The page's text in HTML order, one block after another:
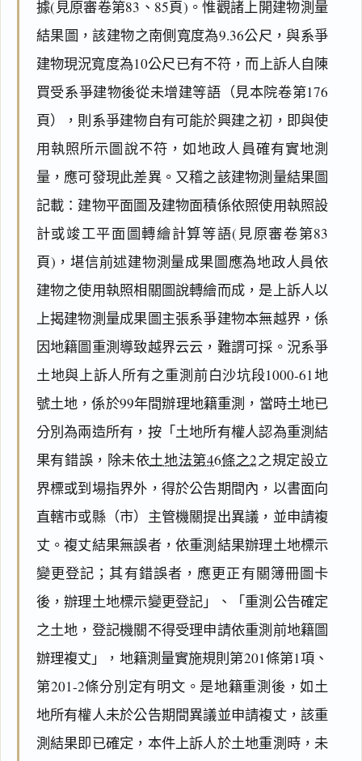
據(見原審卷第83、85頁)。惟觀諸上開建物測量
結果圖，該建物之南側寬度為9.36公尺，與系爭
建物現況寬度為10公尺已有不符，而上訴人自陳
買受系爭建物後從未增建等語（見本院卷第176
頁），則系爭建物自有可能於興建之初，即與使
用執照所示圖說不符，如地政人員確有實地測
量，應可發現此差異。又稽之該建物測量結果圖
記載：建物平面圖及建物面積係依照使用執照設
計或竣工平面圖轉繪計算等語(見原審卷第83
頁)，堪信前述建物測量成果圖應為地政人員依
建物之使用執照相關圖說轉繪而成，是上訴人以
上揭建物測量成果圖主張系爭建物本無越界，係
因地籍圖重測導致越界云云，難謂可採。況系爭
土地與上訴人所有之重測前白沙坑段1000-61地
號土地，係於99年間辦理地籍重測，當時土地已
分別為兩造所有，按「土地所有權人認為重測結
果有錯誤，除未依土地法第46條之2之規定設立
界標或到場指界外，得於公告期間內，以書面向
直轄市或縣（市）主管機關提出異議，並申請複
丈。複丈結果無誤者，依重測結果辦理土地標示
變更登記；其有錯誤者，應更正有關簿冊圖卡
後，辦理土地標示變更登記」、「重測公告確定
之土地，登記機關不得受理申請依重測前地籍圖
辦理複丈」，地籍測量實施規則第201條第1項、
第201-2條分別定有明文。是地籍重測後，如土
地所有權人未於公告期間異議並申請複丈，該重
測結果即已確定，本件上訴人於土地重測時，未